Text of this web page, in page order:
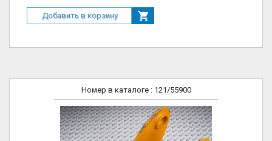
Добавить в корзину
Номер в каталоге : 121/55900